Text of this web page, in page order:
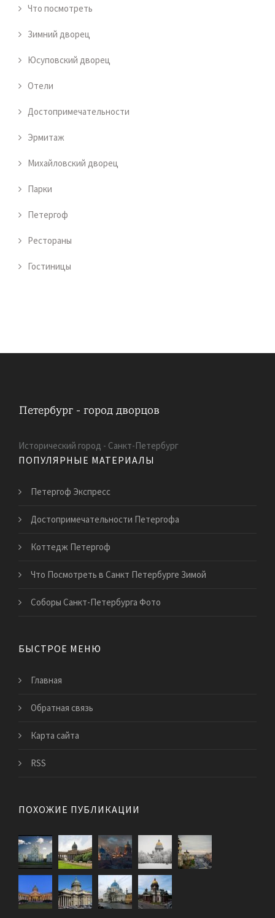
Что посмотреть
Зимний дворец
Юсуповский дворец
Отели
Достопримечательности
Эрмитаж
Михайловский дворец
Парки
Петергоф
Рестораны
Гостиницы
Исторический город - Санкт-Петербург
ПОПУЛЯРНЫЕ МАТЕРИАЛЫ
Петергоф Экспресс
Достопримечательности Петергофа
Коттедж Петергоф
Что Посмотреть в Санкт Петербурге Зимой
Соборы Санкт-Петербурга Фото
БЫСТРОЕ МЕНЮ
Главная
Обратная связь
Карта сайта
RSS
ПОХОЖИЕ ПУБЛИКАЦИИ